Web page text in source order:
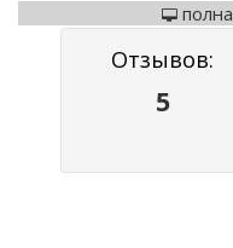
Отзывов:
5